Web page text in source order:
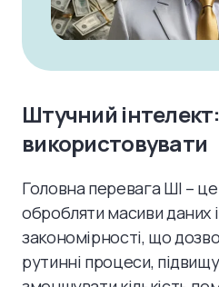
Штучний
використовувати
Головна перевага ШІ –
обробляти масиви даних
закономірності, що
рутинні процеси,